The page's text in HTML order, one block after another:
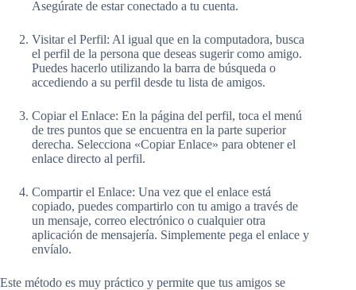
Asegúrate de estar conectado a tu cuenta.
Visitar el Perfil: Al igual que en la computadora, busca
el perfil de la persona que deseas sugerir como amigo.
Puedes hacerlo utilizando la barra de búsqueda o
accediendo a su perfil desde tu lista de amigos.
Copiar el Enlace: En la página del perfil, toca el menú
de tres puntos que se encuentra en la parte superior
derecha. Selecciona «Copiar Enlace» para obtener el
enlace directo al perfil.
Compartir el Enlace: Una vez que el enlace está
copiado, puedes compartirlo con tu amigo a través de
un mensaje, correo electrónico o cualquier otra
aplicación de mensajería. Simplemente pega el enlace y
envíalo.
Este método es muy práctico y permite que tus amigos se